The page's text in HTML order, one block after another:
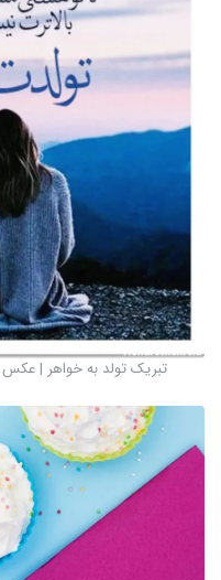
تبریک تولد به خواهر |